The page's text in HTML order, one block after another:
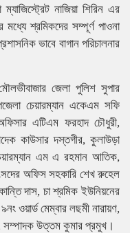
নাজিয়া শিরিন এর
মধ্যে শ্রমিকদের সম্পূর্ণ পাওনা
ভাবে বাগান পরিচালনার
জেলা পুলিশ সুপার
চেয়ারম্যান একেএম সফি
এটিএম ফরহাদ চৌধুরী,
কাউসার দস্তগীর, কুলাউড়া
এম এ রহমান আতিক,
অফিস সহকারি শেখ রুহেল
দাস, চা শ্রমিক ইউনিয়নের
ওয়ার্ড মেম্বার লছমী নারায়ণ,
সম্পাদক উত্তম কুমার প্রমুখ।